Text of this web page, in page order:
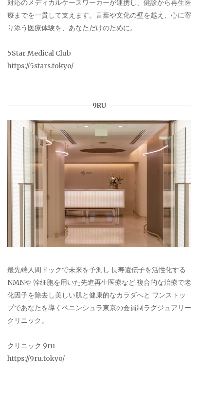
対応のメディカルケースワーカーが連携し、健診から再生医
療までを一貫して支えます。言葉や文化の壁を越え、心に寄
り添う医療体験を、あなただけのために。
5Star Medical Club
https://5stars.tokyo/
9RU
最先端人間ドックで未来を予測し 長寿遺伝子を活性化する
NMNや 幹細胞を用いた先進再生医療など 複合的な治療で老
化因子を除去し美しい肌と健康的なカラダへと ワンストッ
プであなたを導くペニンシュラ東京の会員制ラグジュアリー
クリニック。
クリニック 9ru
https://9ru.tokyo/